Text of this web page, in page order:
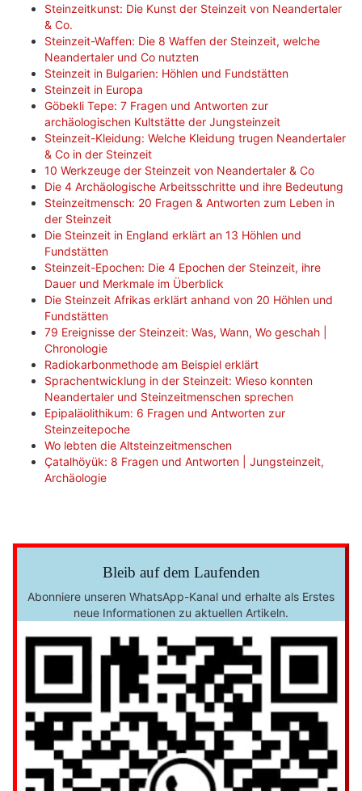
Steinzeitkunst: Die Kunst der Steinzeit von Neandertaler
& Co.
Steinzeit-Waffen: Die 8 Waffen der Steinzeit, welche
Neandertaler und Co nutzten
Steinzeit in Bulgarien: Höhlen und Fundstätten
Steinzeit in Europa
Göbekli Tepe: 7 Fragen und Antworten zur
archäologischen Kultstätte der Jungsteinzeit
Steinzeit-Kleidung: Welche Kleidung trugen Neandertaler
& Co in der Steinzeit
10 Werkzeuge der Steinzeit von Neandertaler & Co
Die 4 Archäologische Arbeitsschritte und ihre Bedeutung
Steinzeitmensch: 20 Fragen & Antworten zum Leben in
der Steinzeit
Die Steinzeit in England erklärt an 13 Höhlen und
Fundstätten
Steinzeit-Epochen: Die 4 Epochen der Steinzeit, ihre
Dauer und Merkmale im Überblick
Die Steinzeit Afrikas erklärt anhand von 20 Höhlen und
Fundstätten
79 Ereignisse der Steinzeit: Was, Wann, Wo geschah |
Chronologie
Radiokarbonmethode am Beispiel erklärt
Sprachentwicklung in der Steinzeit: Wieso konnten
Neandertaler und Steinzeitmenschen sprechen
Epipaläolithikum: 6 Fragen und Antworten zur
Steinzeitepoche
Wo lebten die Altsteinzeitmenschen
Çatalhöyük: 8 Fragen und Antworten | Jungsteinzeit,
Archäologie
Bleib auf dem Laufenden
Abonniere unseren WhatsApp-Kanal und erhalte als Erstes
neue Informationen zu aktuellen Artikeln.